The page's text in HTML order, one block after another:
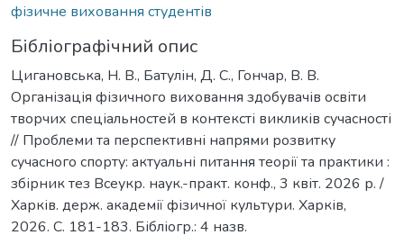
фізичне виховання студентів
Бібліографічний опис
Цигановська, Н. В., Батулін, Д. С., Гончар, В. В.
Організація фізичного виховання здобувачів освіти
творчих спеціальностей в контексті викликів сучасності
// Проблеми та перспективні напрями розвитку
сучасного спорту: актуальні питання теорії та практики :
збірник тез Всеукр. наук.-практ. конф., 3 квіт. 2026 р. /
Харків. держ. академії фізичної культури. Харків,
2026. С. 181-183. Бібліогр.: 4 назв.